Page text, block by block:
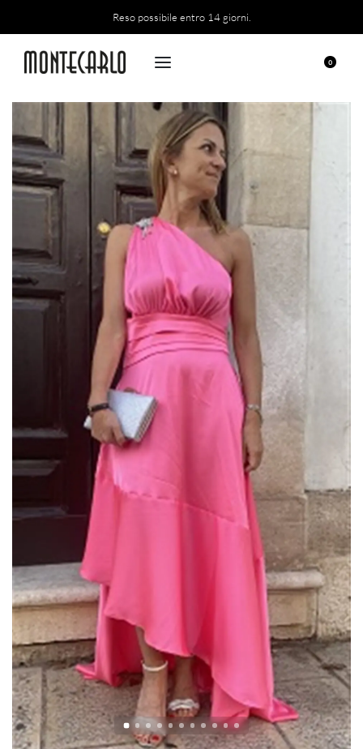
Reso possibile entro 14 giorni.
0